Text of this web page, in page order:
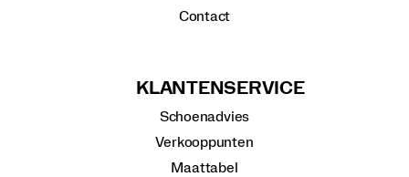
Contact
KLANTENSERVICE
Schoenadvies
Verkooppunten
Maattabel